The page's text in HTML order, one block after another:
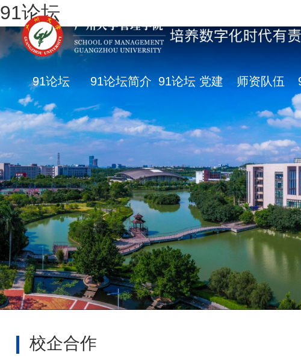
91论坛
91论坛 91论坛简介 91论坛 党建 师资队伍
校企合作